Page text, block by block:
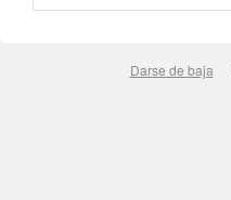
Darse de baja